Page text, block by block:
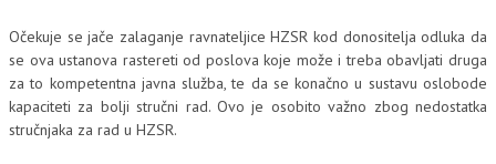
Očekuje se jače zalaganje ravnateljice HZSR kod donositelja odluka da
se ova ustanova rastereti od poslova koje može i treba obavljati druga
za to kompetentna javna služba, te da se konačno u sustavu oslobode
kapaciteti za bolji stručni rad. Ovo je osobito važno zbog nedostatka
stručnjaka za rad u HZSR.